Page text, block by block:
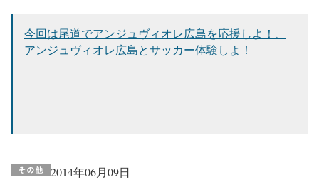
今回は尾道でアンジュヴィオレ広島を応援しよ！、
アンジュヴィオレ広島とサッカー体験しよ！
2014年06月09日